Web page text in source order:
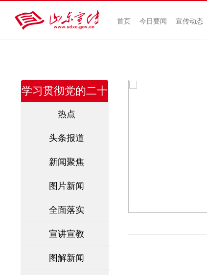
首页 今日要闻 宣传动态
学习贯彻党的二十
届四中全会精神
热点
头条报道
新闻聚焦
图片新闻
全面落实
宣讲宣教
图解新闻